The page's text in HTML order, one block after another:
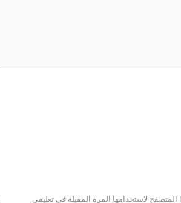
لاستخدامها المرة المقبلة في تعليقي.